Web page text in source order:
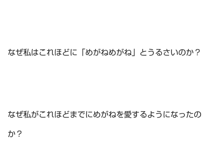
なぜ私はこれほどに「めがねめがね」とうるさいのか？
なぜ私がこれほどまでにめがねを愛するようになったの
か？